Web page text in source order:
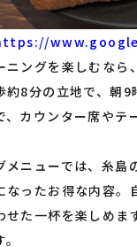
ニングを楽しむな
約8分の立地で、朝
、カウンター席やテ
メニューでは、糸島
なったお得な内容。
せた一杯を楽しめま